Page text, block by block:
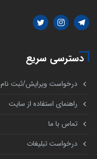
دسترسی سریع
درخواست ویرایش/ثبت نام
راهنمای استفاده از سایت
تماس با ما
درخواست تبلیغات